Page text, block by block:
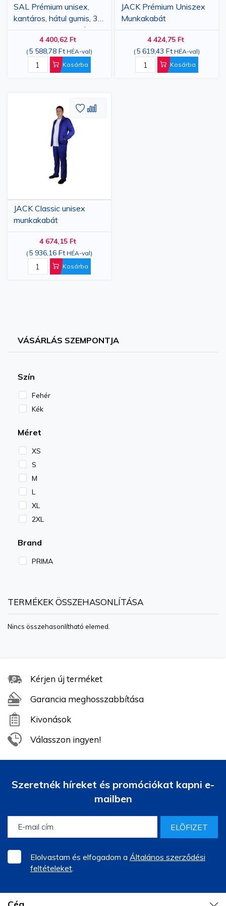
munkáját a műszakok alatt. Bízzon a PRIMA márkában a
kiváló minőség és megbízhatóság érdekében, és lássa el
munkatársait a szükséges ruházattal, hogy
kiemelkedjenek szerepükben, miközben professzionális
SAL Prémium unisex,
kantáros, hátul gumis, 3
zsebes munkanadrág,
kék színben4 400,62 Ft
( 5 588,78 Ft HÉA-val)
Kosárba
JACK Prémium Uniszex
Munkakabát
4 424,75 Ft
( 5 619,43 Ft HÉA-val)
Kosárba
JACK Classic unisex
munkakabát
4 674,15 Ft
( 5 936,16 Ft HÉA-val)
Kosárba
Hozzáadás
Hozzáadás
VÁSÁRLÁS SZEMPONTJA
Szín
Fehér
Kék
Méret
XS
S
M
L
XL
2XL
Brand
PRIMA
TERMÉKEK ÖSSZEHASONLÍTÁSA
Nincs összehasonlítható elemed.
Kérjen új terméket
Garancia meghosszabbítása
Kivonások
Válasszon ingyen!
Szeretnék híreket és promóciókat kapni e-
mailben
ELÕFIZET
Elolvastam és elfogadom a Általános szerződési
feltételeket.